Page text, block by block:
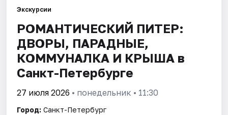
Города
Площадки
Артисты
Рейтинги
Экскурсии
РОМАНТИЧЕСКИЙ ПИТЕР:
ДВОРЫ, ПАРАДНЫЕ,
КОММУНАЛКА И КРЫША в
Санкт-Петербурге
27 июля 2026 • понедельник • 11:30
Город: Санкт-Петербург